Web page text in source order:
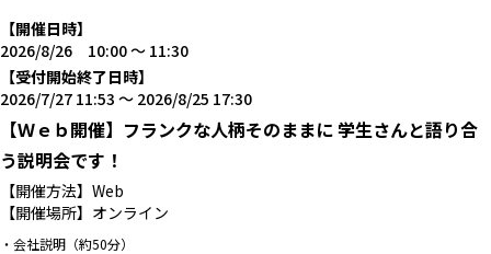
【開催日時】
2026/8/26 10:00 〜 11:30
【受付開始終了日時】
2026/7/27 11:53 〜 2026/8/25 17:30
【Ｗｅｂ開催】フランクな人柄そのままに 学生さんと語り合
う説明会です！
【開催方法】Web
【開催場所】オンライン
・会社説明（約50分）